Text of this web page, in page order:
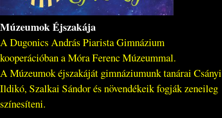
Múzeumok Éjszakája
A Dugonics András Piarista Gimnázium
kooperációban a Móra Ferenc Múzeummal.
A Múzeumok éjszakáját gimnáziumunk tanárai Csányi
Ildikó, Szalkai Sándor és növendékeik fogják zeneileg
színesíteni.